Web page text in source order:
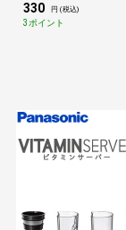
330 円 (税込)
3ポイント